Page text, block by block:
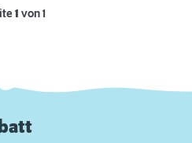
1 von 1